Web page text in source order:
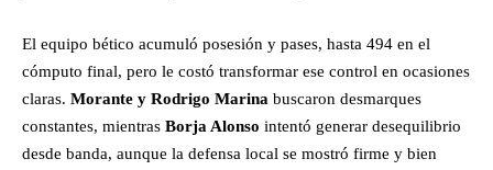
El equipo bético acumuló posesión y pases, hasta 494 en el
cómputo final, pero le costó transformar ese control en ocasiones
claras. Morante y Rodrigo Marina buscaron desmarques
constantes, mientras Borja Alonso intentó generar desequilibrio
desde banda, aunque la defensa local se mostró firme y bien